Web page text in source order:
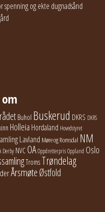
spenning og ekte dugnadsånd
Buhol Buskerud DKRS DKRS
Holleia Hordaland Hovedstyret
Lavland Møre og Romsdal NM
Derby NVC OAOppdretterprisOppland Oslo
Troms Trøndelag
ÅrsmøteØstfold